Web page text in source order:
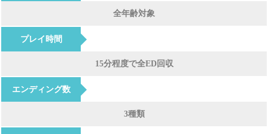
全年齢対象
プレイ時間
15分程度で全ED回収
エンディング数
3種類